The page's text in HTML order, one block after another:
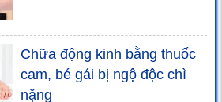
Chữa động kinh bằng thuốc
cam, bé gái bị ngộ độc chì
nặng